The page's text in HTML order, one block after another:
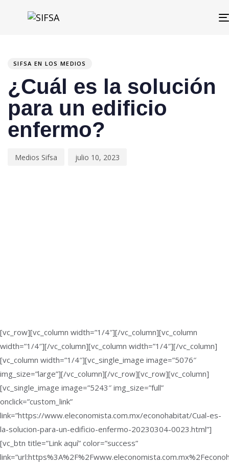
SIFSA EN LOS MEDIOS
¿Cuál es la solución
para un edificio
enfermo?
Medios Sifsa julio 10, 2023
[vc_row][vc_column width=”1/4″][/vc_column][vc_column
width=”1/4″][/vc_column][vc_column width=”1/4″][/vc_column]
[vc_column width=”1/4″][vc_single_image image=”5076″
img_size=”large”][/vc_column][/vc_row][vc_row][vc_column]
[vc_single_image image=”5243″ img_size=”full”
onclick=”custom_link”
link=”https://www.eleconomista.com.mx/econohabitat/Cual-es-
la-solucion-para-un-edificio-enfermo-20230304-0023.html”]
[vc_btn title=”Link aquí” color=”success”